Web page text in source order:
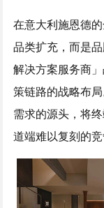
在意大利施恩德
品类扩充，而是
解决方案服务商
策链路的战略布
需求的源头，将
道端难以复刻的竞